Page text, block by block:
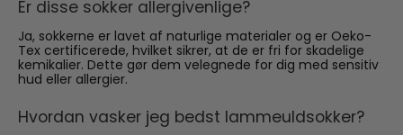
Er disse sokker allergivenlige?
Ja, sokkerne er lavet af naturlige materialer og er Oeko-
Tex certificerede, hvilket sikrer, at de er fri for skadelige
kemikalier. Dette gør dem velegnede for dig med sensitiv
hud eller allergier.
Hvordan vasker jeg bedst lammeuldsokker?